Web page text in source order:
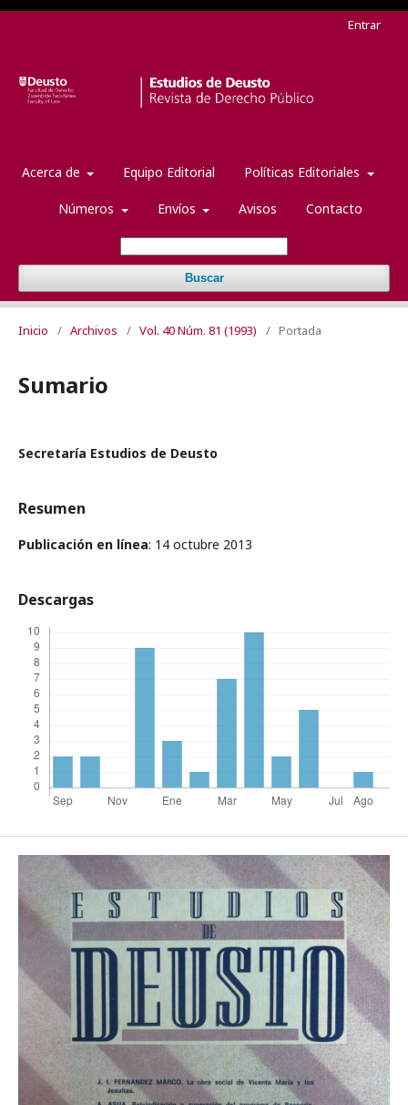
Acerca de Equipo Editorial Políticas Editoriales
Números Envíos Avisos Contacto
Buscar
Entrar
Inicio / Archivos / Vol. 40 Núm. 81 (1993) / Portada
Sumario
Secretaría Estudios de Deusto
Resumen
Publicación en línea: 14 octubre 2013
Descargas